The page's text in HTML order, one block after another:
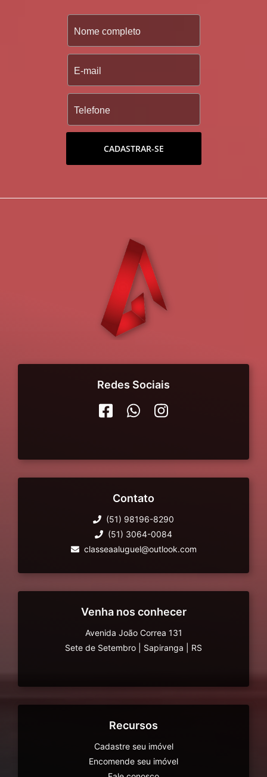
CADASTRAR-SE
Redes Sociais
Contato
(51) 98196-8290
(51) 3064-0084
classeaaluguel@outlook.com
Venha nos conhecer
Avenida João Correa 131
Sete de Setembro
Sapiranga RS
Recursos
Cadastre seu imóvel
Encomende seu imóvel